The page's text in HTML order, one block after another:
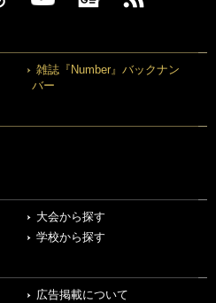
雑誌『Number』バックナン
バー
大会から探す
学校から探す
広告掲載について